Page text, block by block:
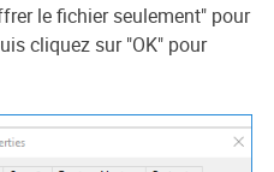
le fichier seulement" pour
cliquez sur "OK" pour